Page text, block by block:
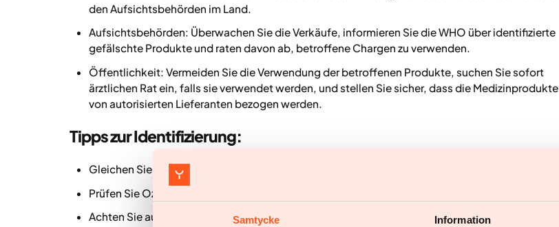
Samtycke Information
den Aufsichtsbehörden im Land.
Aufsichtsbehörden: Überwachen Sie die Verkäufe, informieren Sie die WHO über identifizierte
gefälschte Produkte und raten davon ab, betroffene Chargen zu verwenden.
Öffentlichkeit: Vermeiden Sie die Verwendung der betroffenen Produkte, suchen Sie sofort
ärztlichen Rat ein, falls sie verwendet werden, und stellen Sie sicher, dass die Medizinprodukte
von autorisierten Lieferanten bezogen werden.
Tipps zur Identifizierung:
Gleichen Sie die Chargennummer und Seriennummer mit der Liste der WHO ab.
Prüfen Sie Ozempic-Pens auf Qualitätsprobleme und falsche Spritzengehäuse.
Achten Sie auf Etiketten von schlechter Qualität und Schreibfehler auf Verpackungen.